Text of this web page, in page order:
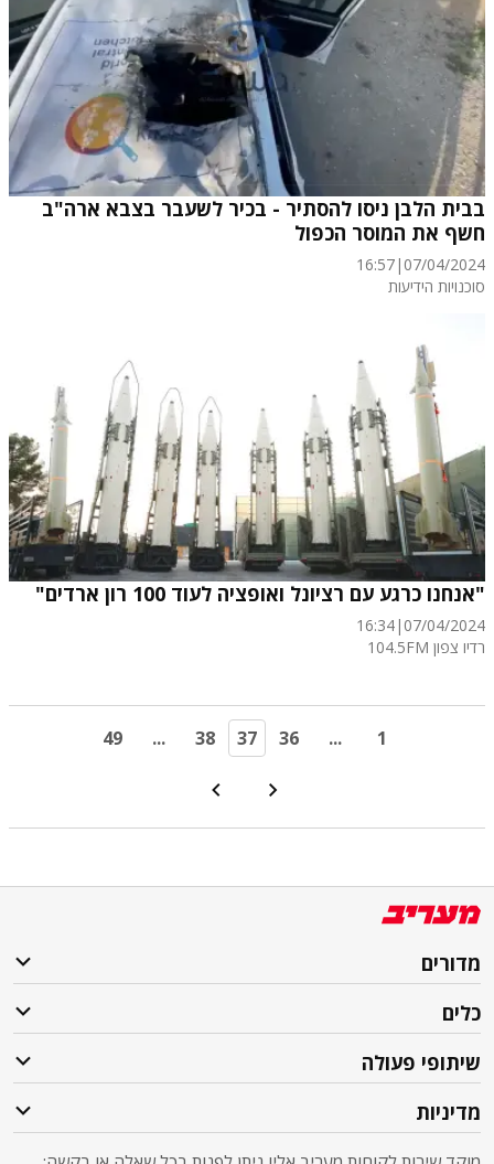
בבית הלבן ניסו להסתיר - בכיר לשעבר בצבא ארה"ב
חשף את המוסר הכפול
07/04/2024
|
16:57
סוכנויות הידיעות
"אנחנו כרגע עם רציונל ואופציה לעוד 100 רון ארדים"
07/04/2024
|
16:34
רדיו צפון 104.5FM
49 ... 38 37 36 ... 1
מדורים
כלים
שיתופי פעולה
מדיניות